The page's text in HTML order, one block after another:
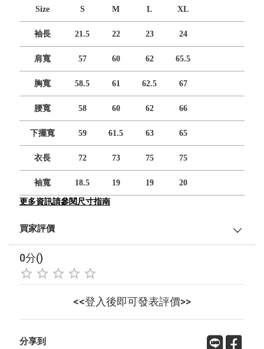
Size S M L XL
袖長 21.5 22 23 24
肩寬 57 60 62 65.5
胸寬 58.5 61 62.5 67
腰寬 58 60 62 66
下擺寬 59 61.5 63 65
衣長 72 73 75 75
袖寬 18.5 19 19 20
更多資訊請參閱尺寸指南
買家評價
0分()
<<登入後即可發表評價>>
分享到